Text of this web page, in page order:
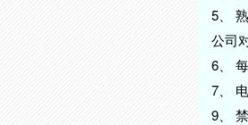
5、
公司
6、
7、
9、